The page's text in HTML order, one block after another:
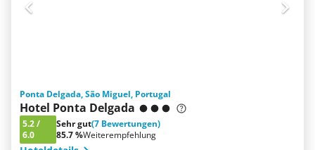
Ponta Delgada, São Miguel, Portugal
Hotel Ponta Delgada
5.2/
6.0
Sehr gut(7 Bewertungen)
85.7 %Weiterempfehlung